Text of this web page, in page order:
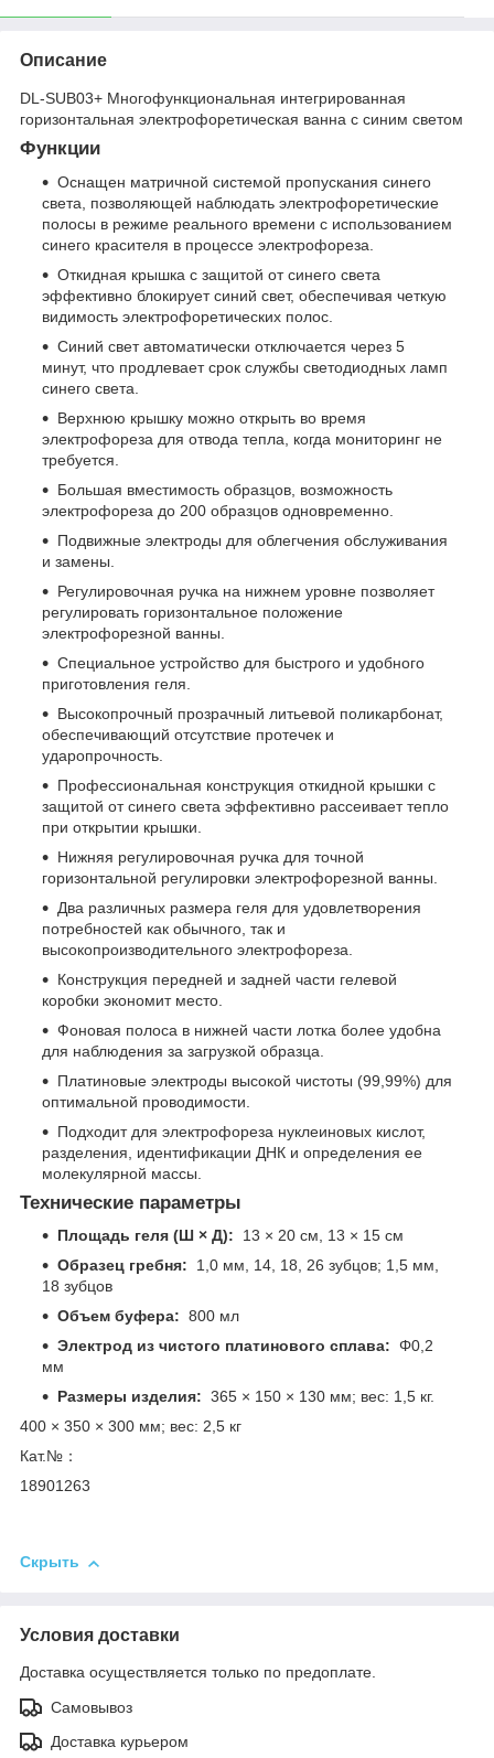
Описание
DL-SUB03+ Многофункциональная интегрированная
горизонтальная электрофоретическая ванна с синим светом
Функции
Оснащен матричной системой пропускания синего
света, позволяющей наблюдать электрофоретические
полосы в режиме реального времени с использованием
синего красителя в процессе электрофореза.
Откидная крышка с защитой от синего света
эффективно блокирует синий свет, обеспечивая четкую
видимость электрофоретических полос.
Синий свет автоматически отключается через 5
минут, что продлевает срок службы светодиодных ламп
синего света.
Верхнюю крышку можно открыть во время
электрофореза для отвода тепла, когда мониторинг не
требуется.
Большая вместимость образцов, возможность
электрофореза до 200 образцов одновременно.
Подвижные электроды для облегчения обслуживания
и замены.
Регулировочная ручка на нижнем уровне позволяет
регулировать горизонтальное положение
электрофорезной ванны.
Специальное устройство для быстрого и удобного
приготовления геля.
Высокопрочный прозрачный литьевой поликарбонат,
обеспечивающий отсутствие протечек и
ударопрочность.
Профессиональная конструкция откидной крышки с
защитой от синего света эффективно рассеивает тепло
при открытии крышки.
Нижняя регулировочная ручка для точной
горизонтальной регулировки электрофорезной ванны.
Два различных размера геля для удовлетворения
потребностей как обычного, так и
высокопроизводительного электрофореза.
Конструкция передней и задней части гелевой
коробки экономит место.
Фоновая полоса в нижней части лотка более удобна
для наблюдения за загрузкой образца.
Платиновые электроды высокой чистоты (99,99%) для
оптимальной проводимости.
Подходит для электрофореза нуклеиновых кислот,
разделения, идентификации ДНК и определения ее
молекулярной массы.
Технические параметры
Площадь геля (Ш × Д): 13 × 20 см, 13 × 15 см
Образец гребня: 1,0 мм, 14, 18, 26 зубцов; 1,5 мм,
18 зубцов
Объем буфера: 800 мл
Электрод из чистого платинового сплава: Φ0,2
мм
Размеры изделия: 365 × 150 × 130 мм; вес: 1,5 кг.
400 × 350 × 300 мм; вес: 2,5 кг
Кат.№：
18901263
Скрыть
Условия доставки
Доставка осуществляется только по предоплате.
Самовывоз
Доставка курьером